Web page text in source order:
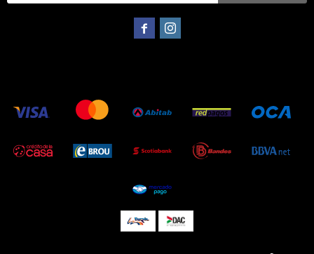
 